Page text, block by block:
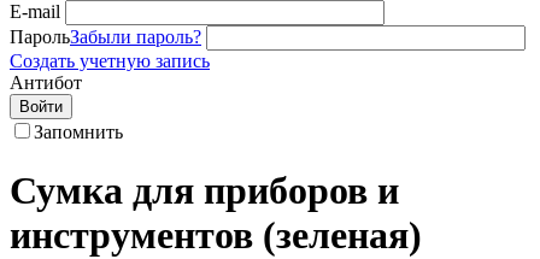
E-mail
ПарольЗабыли пароль?
Создать учетную запись
Антибот
Войти
Запомнить
Сумка для приборов и
инструментов (зеленая)